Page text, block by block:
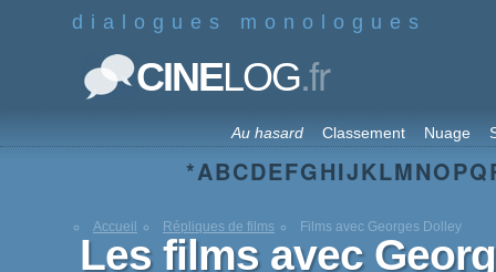
dialogues monologues
CINELOG.fr
Au hasard Classement Nuage
*ABCDEFGHIJKLMNOPQ
Accueil Répliques de films Films avec Georges Dolley
Les films avec